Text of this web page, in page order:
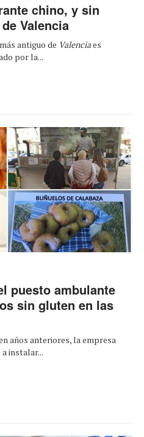
chino, y sin
Valencia
antiguo de Valenciaes
por la...
puesto ambulante
sin gluten en las
años anteriores, la empresa
instalar...